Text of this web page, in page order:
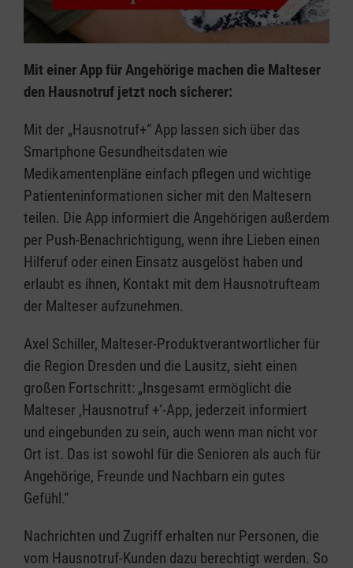
Mit einer App für Angehörige machen die Malteser
den Hausnotruf jetzt noch sicherer:
Mit der „Hausnotruf+“ App lassen sich über das
Smartphone Gesundheitsdaten wie
Medikamentenpläne einfach pflegen und wichtige
Patienteninformationen sicher mit den Maltesern
teilen. Die App informiert die Angehörigen außerdem
per Push-Benachrichtigung, wenn ihre Lieben einen
Hilferuf oder einen Einsatz ausgelöst haben und
erlaubt es ihnen, Kontakt mit dem Hausnotrufteam
der Malteser aufzunehmen.
Axel Schiller, Malteser-Produktverantwortlicher für
die Region Dresden und die Lausitz, sieht einen
großen Fortschritt: „Insgesamt ermöglicht die
Malteser ‚Hausnotruf +‘-App, jederzeit informiert
und eingebunden zu sein, auch wenn man nicht vor
Ort ist. Das ist sowohl für die Senioren als auch für
Angehörige, Freunde und Nachbarn ein gutes
Gefühl.“
Nachrichten und Zugriff erhalten nur Personen, die
vom Hausnotruf-Kunden dazu berechtigt werden. So